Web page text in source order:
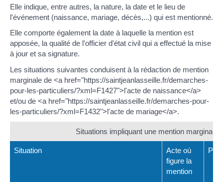
Elle indique, entre autres, la nature, la date et le lieu de
l'événement (naissance, mariage, décès,...) qui est mentionné.
Elle comporte également la date à laquelle la mention est
apposée, la qualité de l'officier d'état civil qui a effectué la mise
à jour et sa signature.
Les situations suivantes conduisent à la rédaction de mention
marginale de <a href="https://saintjeanlasseille.fr/demarches-
pour-les-particuliers/?xml=F1427">l'acte de naissance</a>
et/ou de <a href="https://saintjeanlasseille.fr/demarches-pour-
les-particuliers/?xml=F1432">l'acte de mariage</a>.
Situations impliquant une mention marginale
Situation
Acte où
figure la
mention